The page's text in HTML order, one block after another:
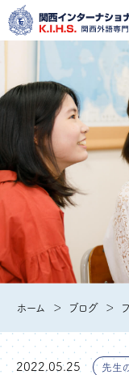
ホーム ブログ
2022.05.25 先生